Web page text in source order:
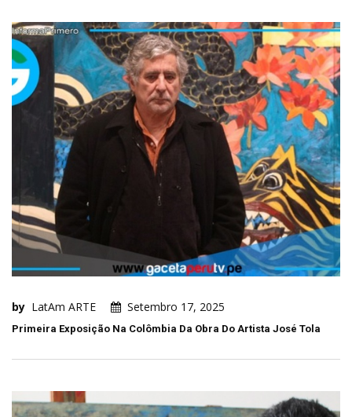
by LatAm ARTE Setembro 17, 2025
Primeira Exposição Na Colômbia Da Obra Do Artista José Tola